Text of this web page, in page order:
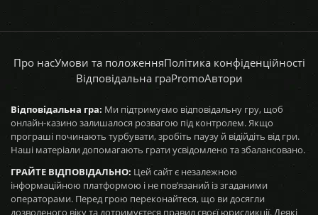
Про насУмови та положенняПолітика конфіденційності
Відповідальна граPromoАвтори
Відповідальна гра: Ми підтримуємо відповідальну гру, щоб
онлайн-казино залишалося розвагою під контролем. Якщо
програші починають турбувати, зробіть паузу й відійдіть від гри.
Наші матеріали допомагають грати усвідомлено та збалансовано.
ГРАЙТЕ ВІДПОВІДАЛЬНО: Цей сайт є незалежною
інформаційною платформою і не пов’язаний із згаданими
операторами. Перед грою переконайтеся, що ви досягли
дозволеного віку та дотримуєтеся правил своєї юрисдикції. Деякі